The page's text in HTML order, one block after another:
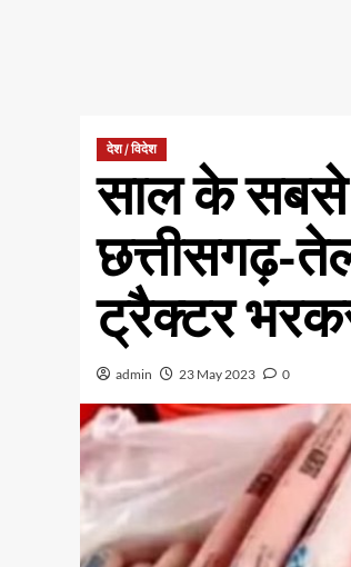
देश / विदेश
साल के सबसे
छत्तीसगढ़-
ट्रैक्टर
admin 23 May 2023 0